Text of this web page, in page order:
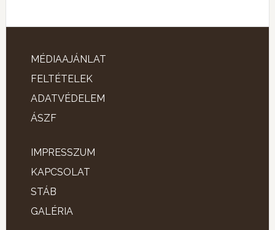
MÉDIAAJÁNLAT
FELTÉTELEK
ADATVÉDELEM
ÁSZF
IMPRESSZUM
KAPCSOLAT
STÁB
GALÉRIA